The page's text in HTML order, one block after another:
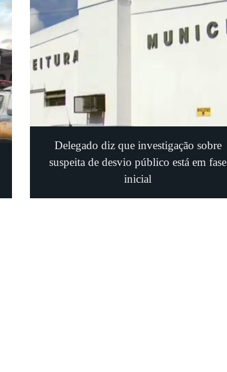
Delegado diz que investigação sobre
suspeita de desvio público está em fase
inicial